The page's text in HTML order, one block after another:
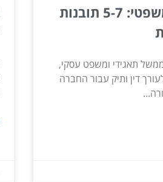
ניווט בנוף המשפטי: 5-7 תובנות
תאגידי ומשפט עסקי,
דין ותיק עבור החברה